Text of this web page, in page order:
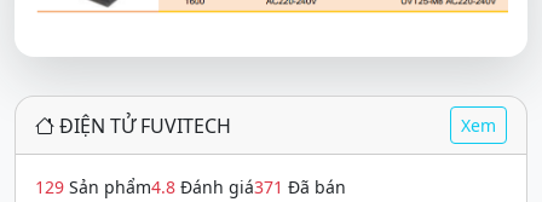
ĐIỆN TỬ FUVITECH Xem
129 Sản phẩm4.8 Đánh giá371 Đã bán